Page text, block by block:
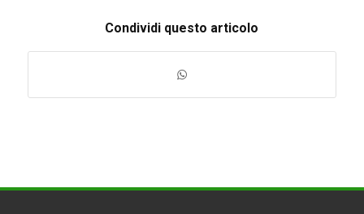
Condividi questo articolo